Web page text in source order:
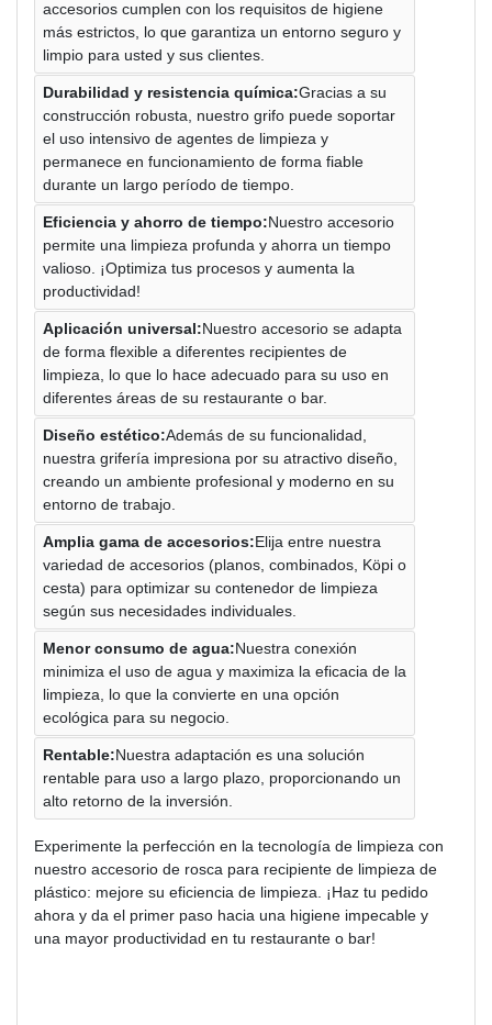
accesorios cumplen con los requisitos de higiene
más estrictos, lo que garantiza un entorno seguro y
limpio para usted y sus clientes.
Durabilidad y resistencia química:Gracias a su
construcción robusta, nuestro grifo puede soportar
el uso intensivo de agentes de limpieza y
permanece en funcionamiento de forma fiable
durante un largo período de tiempo.
Eficiencia y ahorro de tiempo:Nuestro accesorio
permite una limpieza profunda y ahorra un tiempo
valioso. ¡Optimiza tus procesos y aumenta la
productividad!
Aplicación universal:Nuestro accesorio se adapta
de forma flexible a diferentes recipientes de
limpieza, lo que lo hace adecuado para su uso en
diferentes áreas de su restaurante o bar.
Diseño estético:Además de su funcionalidad,
nuestra grifería impresiona por su atractivo diseño,
creando un ambiente profesional y moderno en su
entorno de trabajo.
Amplia gama de accesorios:Elija entre nuestra
variedad de accesorios (planos, combinados, Köpi o
cesta) para optimizar su contenedor de limpieza
según sus necesidades individuales.
Menor consumo de agua:Nuestra conexión
minimiza el uso de agua y maximiza la eficacia de la
limpieza, lo que la convierte en una opción
ecológica para su negocio.
Rentable:Nuestra adaptación es una solución
rentable para uso a largo plazo, proporcionando un
alto retorno de la inversión.
Experimente la perfección en la tecnología de limpieza con
nuestro accesorio de rosca para recipiente de limpieza de
plástico: mejore su eficiencia de limpieza. ¡Haz tu pedido
ahora y da el primer paso hacia una higiene impecable y
una mayor productividad en tu restaurante o bar!